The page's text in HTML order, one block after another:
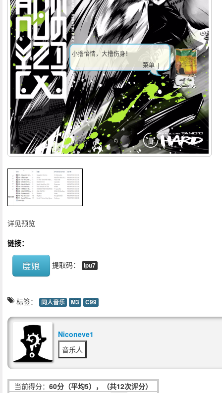
详见预览
链接：
度娘 提取码： lpu7
标签： 同人音乐 M3 C99
Niconeve1
音乐人
当前得分： 60分（平均5），（共12次评分）
小撸怡情，大撸伤身！
| 菜单 |